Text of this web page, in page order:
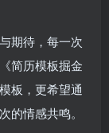
期待，每一次
简历模板掘金
板，更希望通
的情感共鸣。